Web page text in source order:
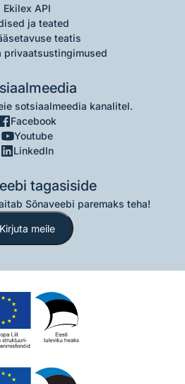
Ekilex API
ja teated
teatis
privaatsustingimused
sotsiaalmeedia kanalitel.
Facebook
Youtube
LinkedIn
tagasiside
Sõnaveebi paremaks teha!
Kirjuta meile